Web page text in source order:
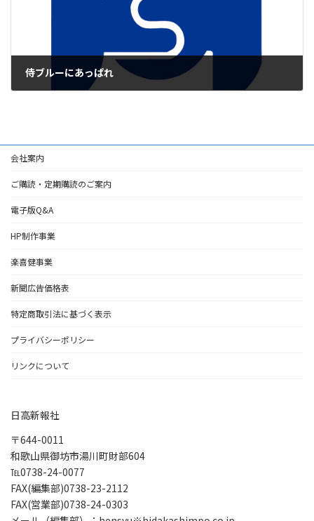
侍ブルーにあっぱれ
会社案内
ご購読・定期購読のご案内
電子版Q&A
HP制作事業
楽喜健事業
新聞広告価格表
特定商取引法に基づく表示
プライバシーポリシー
リンクについて
日高新報社
〒644-0011
和歌山県御坊市湯川町財部604
℡0738-24-0077
FAX(編集部)0738-23-2112
FAX(営業部)0738-24-0303